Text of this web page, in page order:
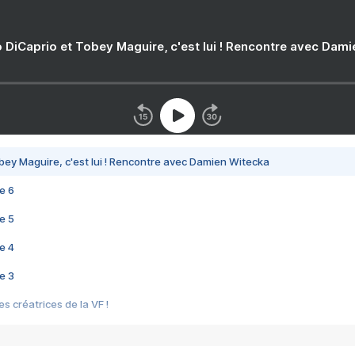
DiCaprio et Tobey Maguire, c'est lui ! Rencontre avec
Maguire, c'est lui ! Rencontre avec Damien Witecka
6
5
4
3
créatrices de la VF !